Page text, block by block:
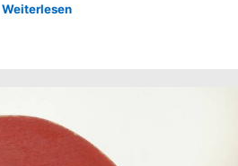
Weiterlesen